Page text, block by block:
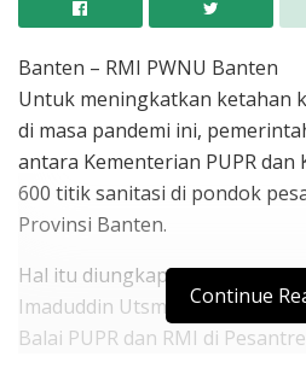
Banten – RMI PWNU Banten
Untuk meningkatkan ketahan
di masa pandemi ini,
antara Kementerian PUPR dan
600 titik sanitasi di pondok
Provinsi Banten.
Hal itu diungkapkan Ketua RMI
Imaduddin Utsman, saat
Balai PUPR dan RMI di
Continue